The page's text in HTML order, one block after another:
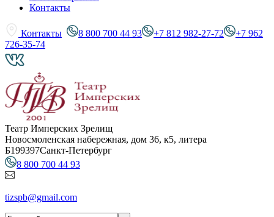
Контакты
Контакты 8 800 700 44 93 +7 812 982-27-72
+7 962
726-35-74
Театр Имперских Зрелищ
Новосмоленская набережная, дом 36, к5, литера
Б199397Санкт-Петербург
8 800 700 44 93
tizspb@gmail.com